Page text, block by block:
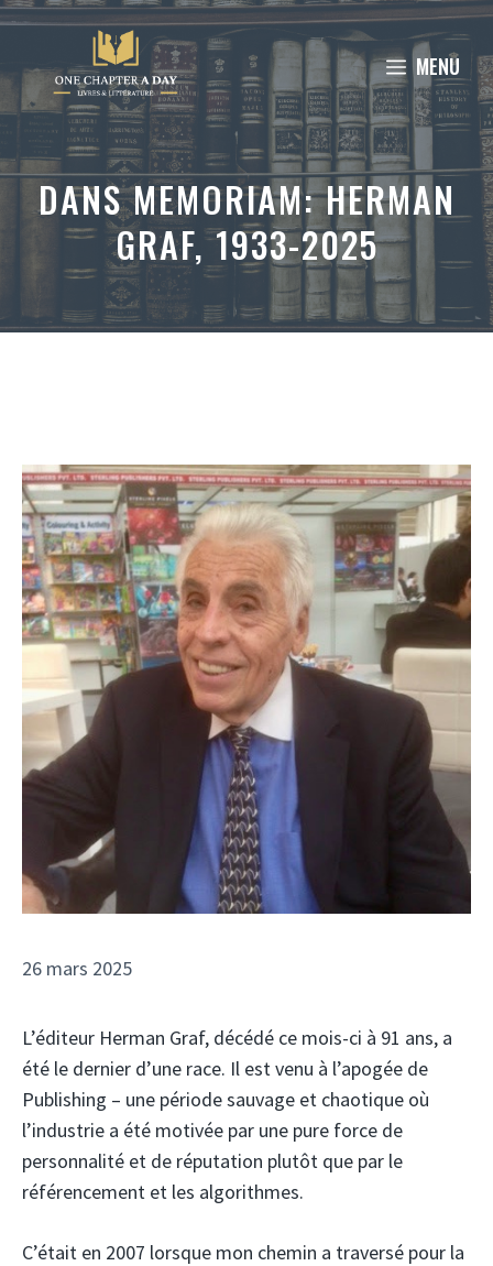
Aller
contenu
MENU
DANS MEMORIAM: HERMAN
GRAF, 1933-2025
26 mars 2025
L’éditeur Herman Graf, décédé ce mois-ci à 91 ans, a
été le dernier d’une race. Il est venu à l’apogée de
Publishing – une période sauvage et chaotique où
l’industrie a été motivée par une pure force de
personnalité et de réputation plutôt que par le
référencement et les algorithmes.
C’était en 2007 lorsque mon chemin a traversé pour la